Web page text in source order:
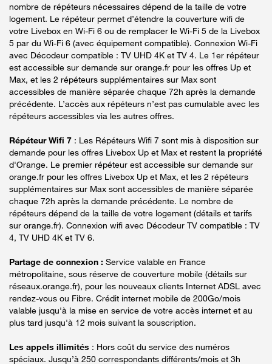
nombre de répéteurs nécessaires dépend de la taille de votre
logement. Le répéteur permet d’étendre la couverture wifi de
votre Livebox en Wi-Fi 6 ou de remplacer le Wi-Fi 5 de la Livebox
5 par du Wi-Fi 6 (avec équipement compatible). Connexion Wi-Fi
avec Décodeur compatible : TV UHD 4K et TV 4. Le 1er répéteur
est accessible sur demande sur orange.fr pour les offres Up et
Max, et les 2 répéteurs supplémentaires sur Max sont
accessibles de manière séparée chaque 72h après la demande
précédente. L’accès aux répéteurs n’est pas cumulable avec les
répéteurs accessibles via les autres offres.
Répéteur Wifi 7 : Les Répéteurs Wifi 7 sont mis à disposition sur
demande pour les offres Livebox Up et Max et restent la propriété
d'Orange. Le premier répéteur est accessible sur demande sur
orange.fr pour les offres Livebox Up et Max, et les 2 répéteurs
supplémentaires sur Max sont accessibles de manière séparée
chaque 72h après la demande précédente. Le nombre de
répéteurs dépend de la taille de votre logement (détails et tarifs
sur orange.fr). Connexion wifi avec Décodeur TV compatible : TV
4, TV UHD 4K et TV 6.
Partage de connexion : Service valable en France
métropolitaine, sous réserve de couverture mobile (détails sur
réseaux.orange.fr), pour les nouveaux clients Internet ADSL avec
rendez-vous ou Fibre. Crédit internet mobile de 200Go/mois
valable jusqu'à la mise en service de votre accès internet et au
plus tard jusqu'à 12 mois suivant la souscription.
Les appels illimités : Hors coût du service des numéros
spéciaux. Jusqu’à 250 correspondants différents/mois et 3h